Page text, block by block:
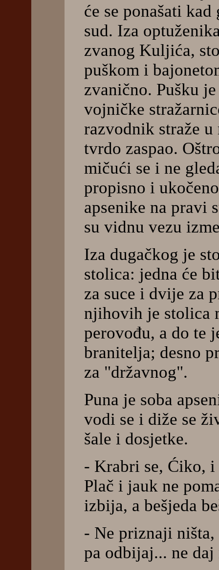
će se ponašati
sud. Iza
zvanog Kuljića,
puškom i
zvanično. Pušku
vojničke
razvodnik straže
tvrdo zaspao.
mičući se i ne
propisno i
apsenike na pravi
su vidnu vezu
Iza dugačkog je
stolica: jedna će
za suce i dvije za
njihovih je stolica
perovođu, a do te
branitelja; desno
za "državnog".
Puna je soba
vodi se i diže se
šale i dosjetke.
- Krabri se, Ćiko, i
Plač i jauk ne
izbija, a bešjeda
- Ne priznaji ništa,
pa odbijaj... ne daj